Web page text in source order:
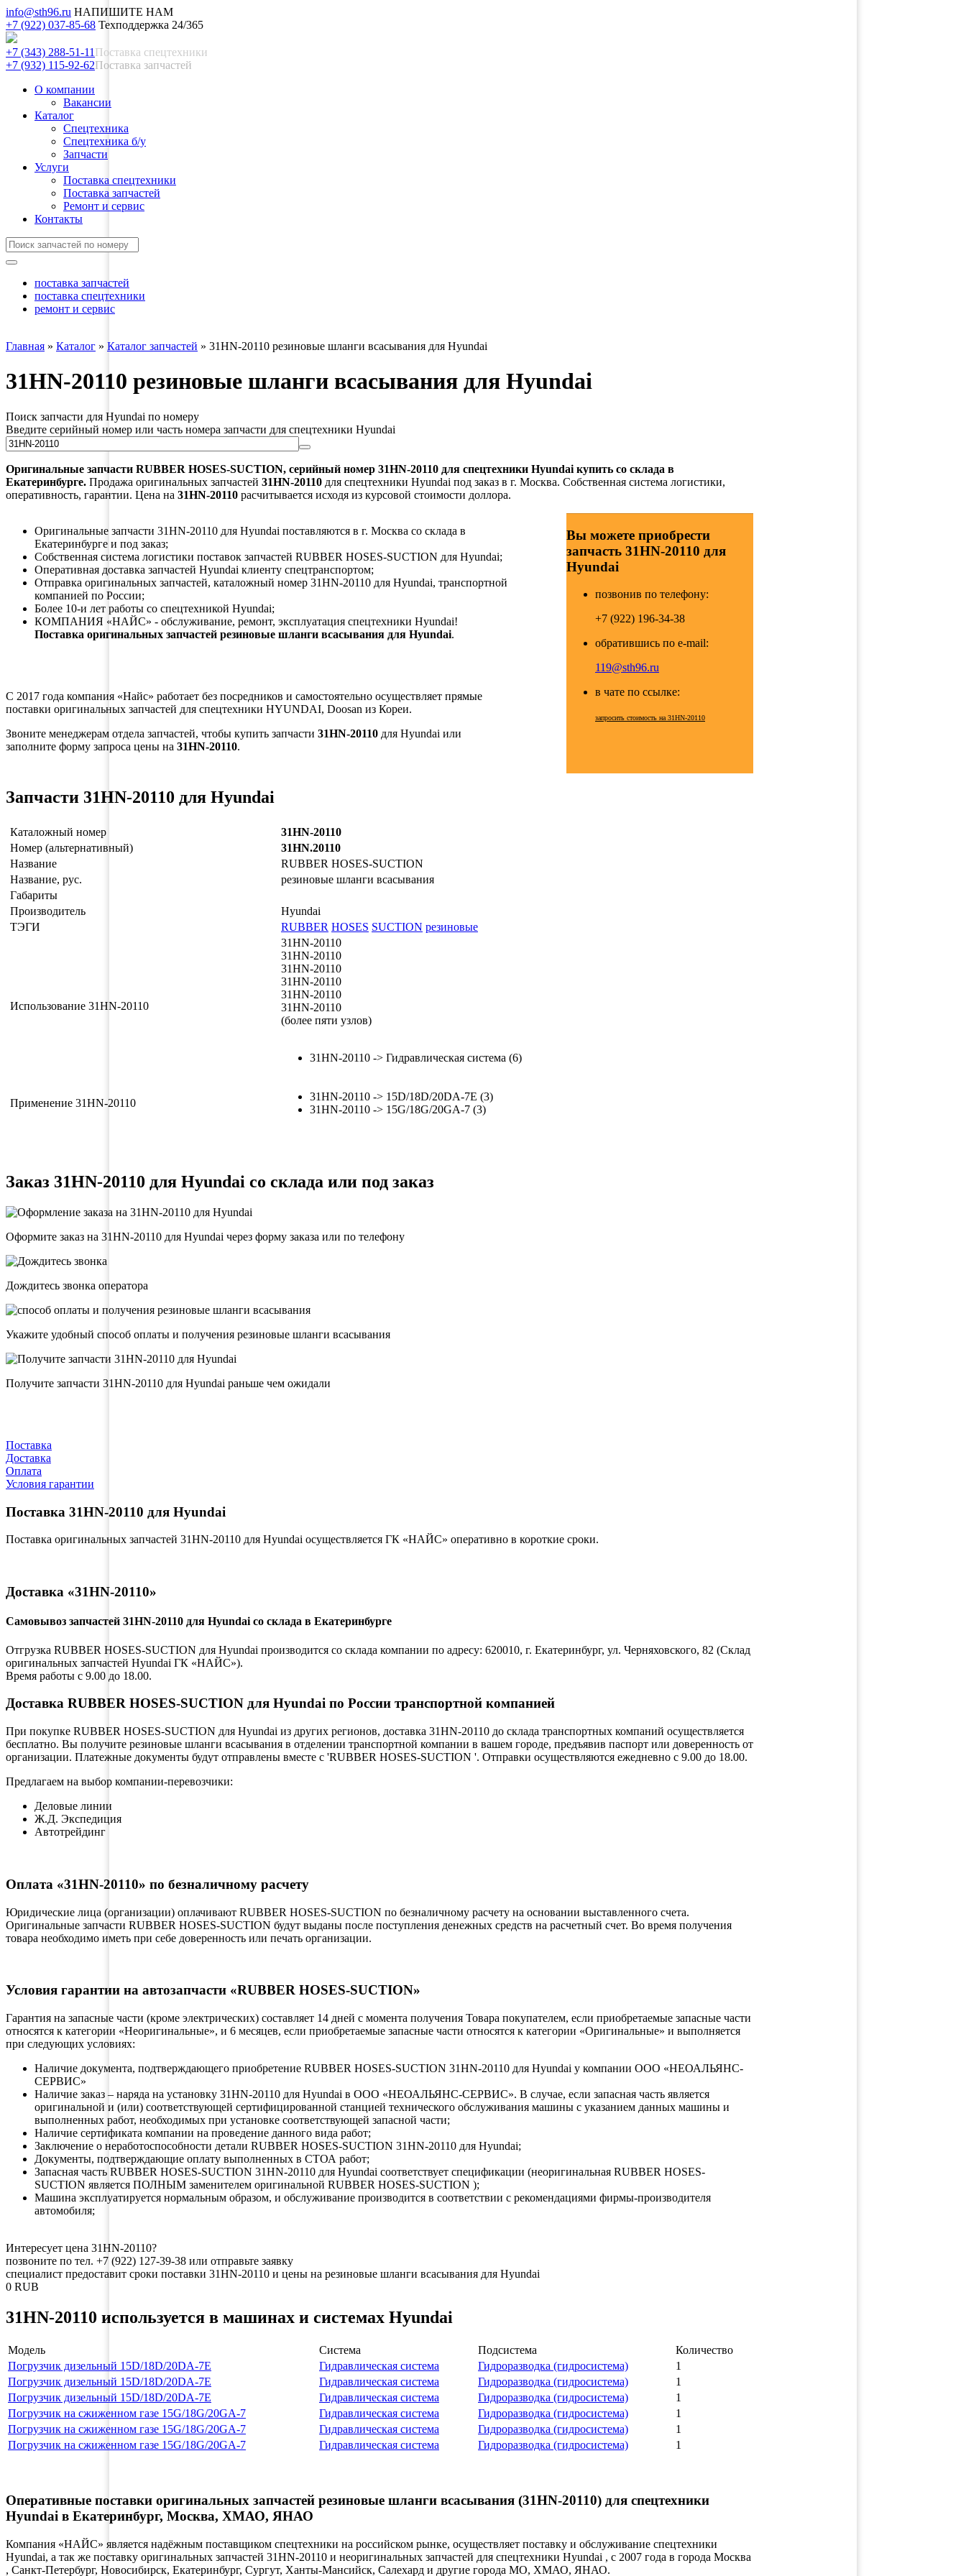
info@sth96.ru НАПИШИТЕ НАМ
+7 (922) 037-85-68 Техподдержка 24/365
+7 (343) 288-51-11 Поставка спецтехники
+7 (932) 115-92-62Поставка запчастей
О компании
Вакансии
Каталог
Спецтехника
Спецтехника б/у
Запчасти
Услуги
Поставка спецтехники
Поставка запчастей
Ремонт и сервис
Контакты
поставка запчастей
поставка спецтехники
ремонт и сервис
Главная » Каталог » Каталог запчастей » 31HN-20110 резиновые шланги всасывания для Hyundai
31HN-20110 резиновые шланги всасывания для Hyundai
Поиск запчасти для Hyundai по номеру
Введите серийный номер или часть номера запчасти для спецтехники Hyundai
Оригинальные запчасти RUBBER HOSES-SUCTION, серийный номер 31HN-20110 для спецтехники Hyundai купить со склада в
Екатеринбурге. Продажа оригинальных запчастей 31HN-20110 для спецтехники Hyundai под заказ в г. Москва. Собственная система логистики,
оперативность, гарантии. Цена на 31HN-20110 расчитывается исходя из курсовой стоимости доллора.
Оригинальные запчасти 31HN-20110 для Hyundai поставляются в г. Москва со склада в
Екатеринбурге и под заказ;
Собственная система логистики поставок запчастей RUBBER HOSES-SUCTION для Hyundai;
Оперативная доставка запчастей Hyundai клиенту спецтранспортом;
Отправка оригинальных запчастей, каталожный номер 31HN-20110 для Hyundai, транспортной
компанией по России;
Более 10-и лет работы со спецтехникой Hyundai;
КОМПАНИЯ «НАЙС» - обслуживание, ремонт, эксплуатация спецтехники Hyundai!
Поставка оригинальных запчастей резиновые шланги всасывания для Hyundai.
С 2017 года компания «Найс» работает без посредников и самостоятельно осуществляет прямые
поставки оригинальных запчастей для спецтехники HYUNDAI, Doosan из Кореи.
Звоните менеджерам отдела запчастей, чтобы купить запчасти 31HN-20110 для Hyundai или
заполните форму запроса цены на 31HN-20110.
Вы можете приобрести
запчасть 31HN-20110 для
Hyundai
позвонив по телефону:
+7 (922) 196-34-38
обратившись по e-mail:
119@sth96.ru
в чате по ссылке:
запросить стоимость на 31HN-20110
Запчасти 31HN-20110 для Hyundai
Каталожный номер
31HN-20110
Номер (альтернативный)
31HN.20110
Название
RUBBER HOSES-SUCTION
Название, рус.
резиновые шланги всасывания
Габариты
Производитель
Hyundai
ТЭГИ
RUBBER HOSES SUCTION резиновые
Использование 31HN-20110
31HN-20110
31HN-20110
31HN-20110
31HN-20110
31HN-20110
31HN-20110
(более пяти узлов)
31HN-20110 -> Гидравлическая система (6)
Применение 31HN-20110
31HN-20110 -> 15D/18D/20DA-7E (3)
31HN-20110 -> 15G/18G/20GA-7 (3)
Заказ 31HN-20110 для Hyundai со склада или под заказ
Оформите заказ на 31HN-20110 для Hyundai через форму заказа или по телефону
Дождитесь звонка оператора
Укажите удобный способ оплаты и получения резиновые шланги всасывания
Получите запчасти 31HN-20110 для Hyundai раньше чем ожидали
Поставка
Доставка
Оплата
Условия гарантии
Поставка 31HN-20110 для Hyundai
Поставка оригинальных запчастей 31HN-20110 для Hyundai осуществляется ГК «НАЙС» оперативно в короткие сроки.
Доставка «31HN-20110»
Самовывоз запчастей 31HN-20110 для Hyundai со склада в Екатеринбурге
Отгрузка RUBBER HOSES-SUCTION для Hyundai производится со склада компании по адресу: 620010, г. Екатеринбург, ул. Черняховского, 82 (Склад
оригинальных запчастей Hyundai ГК «НАЙС»).
Время работы с 9.00 до 18.00.
Доставка RUBBER HOSES-SUCTION для Hyundai по России транспортной компанией
При покупке RUBBER HOSES-SUCTION для Hyundai из других регионов, доставка 31HN-20110 до склада транспортных компаний осуществляется
бесплатно. Вы получите резиновые шланги всасывания в отделении транспортной компании в вашем городе, предъявив паспорт или доверенность от
организации. Платежные документы будут отправлены вместе с 'RUBBER HOSES-SUCTION '. Отправки осуществляются ежедневно с 9.00 до 18.00.
Предлагаем на выбор компании-перевозчики:
Деловые линии
Ж.Д. Экспедиция
Автотрейдинг
Оплата «31HN-20110» по безналичному расчету
Юридические лица (организации) оплачивают RUBBER HOSES-SUCTION по безналичному расчету на основании выставленного счета.
Оригинальные запчасти RUBBER HOSES-SUCTION будут выданы после поступления денежных средств на расчетный счет. Во время получения
товара необходимо иметь при себе доверенность или печать организации.
Условия гарантии на автозапчасти «RUBBER HOSES-SUCTION»
Гарантия на запасные части (кроме электрических) составляет 14 дней с момента получения Товара покупателем, если приобретаемые запасные части
относятся к категории «Неоригинальные», и 6 месяцев, если приобретаемые запасные части относятся к категории «Оригинальные» и выполняется
при следующих условиях:
Наличие документа, подтверждающего приобретение RUBBER HOSES-SUCTION 31HN-20110 для Hyundai у компании ООО «НЕОАЛЬЯНС-
СЕРВИС»
Наличие заказ – наряда на установку 31HN-20110 для Hyundai в ООО «НЕОАЛЬЯНС-СЕРВИС». В случае, если запасная часть является
оригинальной и (или) соответствующей сертифицированной станцией технического обслуживания машины с указанием данных машины и
выполненных работ, необходимых при установке соответствующей запасной части;
Наличие сертификата компании на проведение данного вида работ;
Заключение о неработоспособности детали RUBBER HOSES-SUCTION 31HN-20110 для Hyundai;
Документы, подтверждающие оплату выполненных в СТОА работ;
Запасная часть RUBBER HOSES-SUCTION 31HN-20110 для Hyundai соответствует спецификации (неоригинальная RUBBER HOSES-
SUCTION является ПОЛНЫМ заменителем оригинальной RUBBER HOSES-SUCTION );
Машина эксплуатируется нормальным образом, и обслуживание производится в соответствии с рекомендациями фирмы-производителя
автомобиля;
Интересует цена 31HN-20110?
позвоните по тел. +7 (922) 127-39-38 или отправьте заявку
специалист предоставит сроки поставки 31HN-20110 и цены на резиновые шланги всасывания для Hyundai
0 RUB
31HN-20110 используется в машинах и системах Hyundai
Модель Система Подсистема
Количество
Погрузчик дизельный 15D/18D/20DA-7E
Гидравлическая система Гидроразводка (гидросистема)
1
Погрузчик дизельный 15D/18D/20DA-7E
Гидравлическая система Гидроразводка (гидросистема)
1
Погрузчик дизельный 15D/18D/20DA-7E
Гидравлическая система Гидроразводка (гидросистема)
1
Погрузчик на сжиженном газе 15G/18G/20GA-7
Гидравлическая система Гидроразводка (гидросистема)
1
Погрузчик на сжиженном газе 15G/18G/20GA-7
Гидравлическая система Гидроразводка (гидросистема)
1
Погрузчик на сжиженном газе 15G/18G/20GA-7
Гидравлическая система Гидроразводка (гидросистема) 1
Оперативные поставки оригинальных запчастей резиновые шланги всасывания (31HN-20110) для спецтехники
Hyundai в Екатеринбург, Москва, ХМАО, ЯНАО
Компания «НАЙС» является надёжным поставщиком спецтехники на российском рынке, осуществляет поставку и обслуживание спецтехники
Hyundai, а так же поставку оригинальных запчастей 31HN-20110 и неоригинальных запчастей для спецтехники Hyundai , с 2007 года в города Москва
, Санкт-Петербург, Новосибирск, Екатеринбург, Сургут, Ханты-Мансийск, Салехард и другие города МО, ХМАО, ЯНАО.